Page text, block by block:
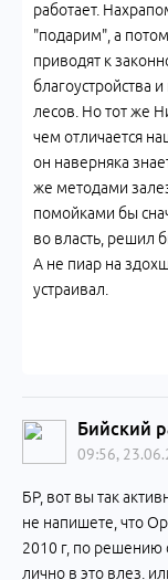
работает.
"подарим", а потом
приводят к
благоустройства
лесов. Но тот же
чем отличается
он наверняка
же методами
помойками бы
во власть, решил
А не пиар на
устраивал.
Бийский
09:56,
БР, вот вы так
не напишете, что
2010 г, по решению
лично в это влез.